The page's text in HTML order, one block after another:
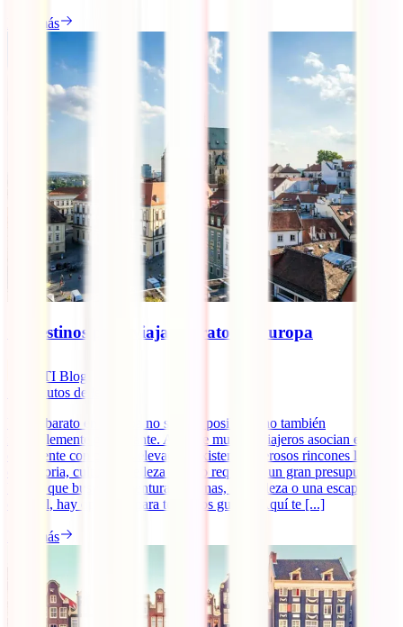
Leer más
10 destinos para viajar barato en Europa
IATI Blog
minutos de lectura
Viajar barato en Europa no solo es posible, sino también
increíblemente gratificante. Aunque muchos viajeros asocian el
continente con precios elevados, existen numerosos rincones llenos
de historia, cultura y belleza que no requieren un gran presupuesto.
Ya sea que busques aventuras urbanas, naturaleza o una escapada
cultural, hay opciones para todos los gustos. Aquí te [...]
Leer más